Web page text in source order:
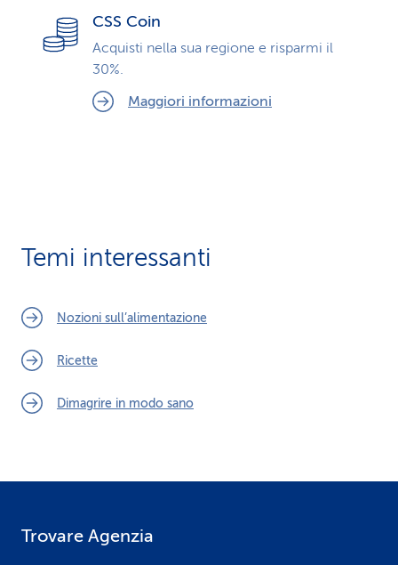
CSS Coin
Acquisti nella sua regione e risparmi il
30%.
Maggiori informazioni
Temi interessanti
Nozioni sull’alimentazione
Ricette
Dimagrire in modo sano
Trovare Agenzia